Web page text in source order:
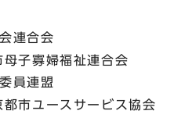
連合会
子寡婦福祉連合会
員連盟
市ユースサービス協会